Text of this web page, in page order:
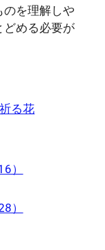
を理解しや
どめる必要が
祈る花
）
）